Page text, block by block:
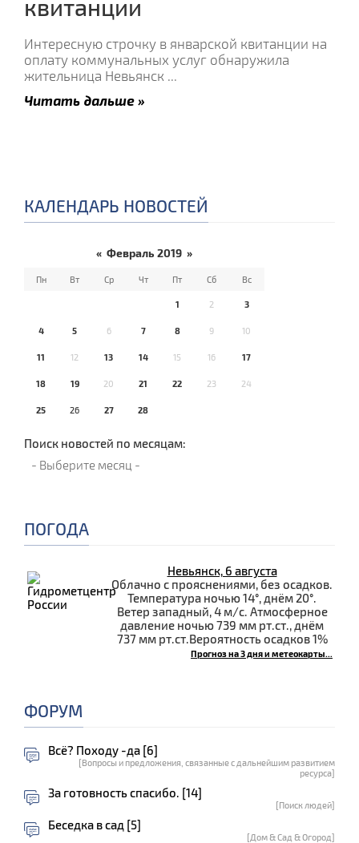
квитанции
Интересную строчку в январской квитанции на
оплату коммунальных услуг обнаружила
жительница Невьянск ...
Читать дальше »
КАЛЕНДАРЬ НОВОСТЕЙ
« Февраль 2019 »
Пн Вт Ср Чт Пт Сб Вс
1 2 3
4 5 6 7 8 9 10
11 12 13 14 15 16 17
18 19 20 21 22 23 24
25 26 27 28
Поиск новостей по месяцам:
ПОГОДА
Невьянск, 6 августа
Облачно с прояснениями, без осадков.
Температура ночью 14°, днём 20°.
Ветер западный, 4 м/с. Атмосферное
давление ночью 739 мм рт.ст., днём
737 мм рт.ст.Вероятность осадков 1%
Прогноз на 3 дня и метеокарты...
ФОРУМ
Всё? Походу -да [6]
[Вопросы и предложения, связанные с дальнейшим развитием
ресурса]
За готовность спасибо. [14]
[Поиск людей]
Беседка в сад [5]
[Дом & Сад & Огород]